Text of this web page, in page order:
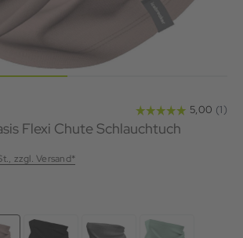
Flexi Chute Schlauchtuch
zzgl. Versand*